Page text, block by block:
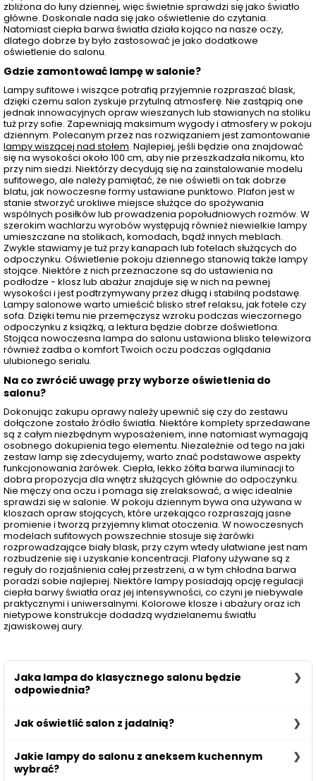
zbliżona do łuny dziennej, więc świetnie sprawdzi się jako światło
główne. Doskonale nada się jako oświetlenie do czytania.
Natomiast ciepła barwa światła działa kojąco na nasze oczy,
dlatego dobrze by było zastosować je jako dodatkowe
oświetlenie do salonu.
Gdzie zamontować lampę w salonie?
Lampy sufitowe i wiszące potrafią przyjemnie rozpraszać blask,
dzięki czemu salon zyskuje przytulną atmosferę. Nie zastąpią one
jednak innowacyjnych opraw wieszanych lub stawianych na stoliku
tuż przy sofie. Zapewniają maksimum wygody i atmosfery w pokoju
dziennym. Polecanym przez nas rozwiązaniem jest zamontowanie
lampy wiszącej nad stołem. Najlepiej, jeśli będzie ona znajdować
się na wysokości około 100 cm, aby nie przeszkadzała nikomu, kto
przy nim siedzi. Niektórzy decydują się na zainstalowanie modelu
sufitowego, ale należy pamiętać, że nie oświetli on tak dobrze
blatu, jak nowoczesne formy ustawiane punktowo. Plafon jest w
stanie stworzyć urokliwe miejsce służące do spożywania
wspólnych posiłków lub prowadzenia popołudniowych rozmów. W
szerokim wachlarzu wyrobów występują również niewielkie lampy
umieszczane na stolikach, komodach, bądź innych meblach.
Zwykle stawiamy je tuż przy kanapach lub fotelach służących do
odpoczynku. Oświetlenie pokoju dziennego stanowią także lampy
stojące. Niektóre z nich przeznaczone są do ustawienia na
podłodze - klosz lub abażur znajduje się w nich na pewnej
wysokości i jest podtrzymywany przez długą i stabilną podstawę.
Lampy salonowe warto umieścić blisko stref relaksu, jak fotele czy
sofa. Dzięki temu nie przemęczysz wzroku podczas wieczornego
odpoczynku z książką, a lektura będzie dobrze doświetlona.
Stojąca nowoczesna lampa do salonu ustawiona blisko telewizora
również zadba o komfort Twoich oczu podczas oglądania
ulubionego serialu.
Na co zwrócić uwagę przy wyborze oświetlenia do
salonu?
Dokonując zakupu oprawy należy upewnić się czy do zestawu
dołączone zostało źródło światła. Niektóre komplety sprzedawane
są z całym niezbędnym wyposażeniem, inne natomiast wymagają
osobnego dokupienia tego elementu. Niezależnie od tego na jaki
zestaw lamp się zdecydujemy, warto znać podstawowe aspekty
funkcjonowania żarówek. Ciepła, lekko żółta barwa iluminacji to
dobra propozycja dla wnętrz służących głównie do odpoczynku.
Nie męczy ona oczu i pomaga się zrelaksować, a więc idealnie
sprawdzi się w salonie. W pokoju dziennym bywa ona używana w
kloszach opraw stojących, które urzekająco rozpraszają jasne
promienie i tworzą przyjemny klimat otoczenia. W nowoczesnych
modelach sufitowych powszechnie stosuje się żarówki
rozprowadzające biały blask, przy czym wtedy ułatwiane jest nam
rozbudzenie się i uzyskanie koncentracji. Plafony używane są z
reguły do rozjaśnienia całej przestrzeni, a w tym chłodna barwa
poradzi sobie najlepiej. Niektóre lampy posiadają opcję regulacji
ciepła barwy światła oraz jej intensywności, co czyni je niebywale
praktycznymi i uniwersalnymi. Kolorowe klosze i abażury oraz ich
nietypowe konstrukcje dodadzą wydzielanemu światłu
zjawiskowej aury.
Jaka lampa do klasycznego salonu będzie
odpowiednia?
wyglądem wzbogacą jego wygląd. Idealnym wyborem
grafitowym kolorze. Świetnie sprawdzą się także
świecznikowe żyrandole w kolorze złota bądź mosiądzu.
Jak oświetlić salon z jadalnią?
więcej niż jedno oświetlenie. Do salonu świetnie wpasuje
się niewielki żyrandol, który oświetli przestrzeń
Jakie lampy do salonu z aneksem kuchennym
wybrać?